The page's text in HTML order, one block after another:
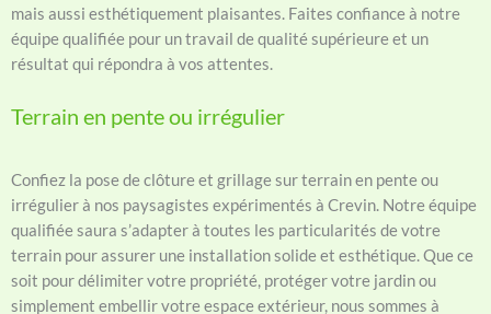
mais aussi esthétiquement plaisantes. Faites confiance à notre
équipe qualifiée pour un travail de qualité supérieure et un
résultat qui répondra à vos attentes.
Terrain en pente ou irrégulier
Confiez la pose de clôture et grillage sur terrain en pente ou
irrégulier à nos paysagistes expérimentés à Crevin. Notre équipe
qualifiée saura s’adapter à toutes les particularités de votre
terrain pour assurer une installation solide et esthétique. Que ce
soit pour délimiter votre propriété, protéger votre jardin ou
simplement embellir votre espace extérieur, nous sommes à